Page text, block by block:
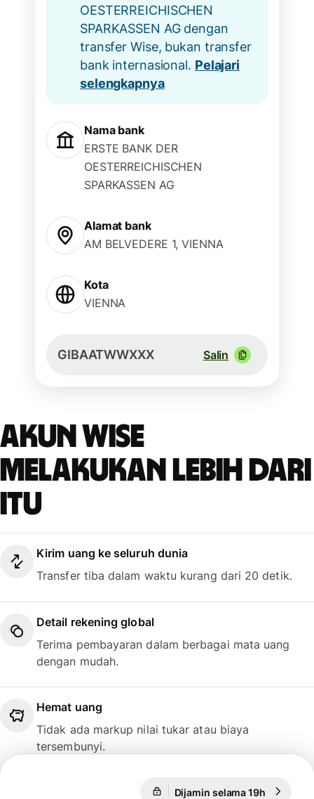
OESTERREICHISCHEN
SPARKASSEN AG dengan
transfer Wise, bukan transfer
bank internasional. Pelajari
selengkapnya
Nama bank
ERSTE BANK DER
OESTERREICHISCHEN
SPARKASSEN AG
Alamat bank
AM BELVEDERE 1, VIENNA
Kota
VIENNA
GIBAATWWXXX Salin
Akun Wise
melakukan lebih dari
itu
Kirim uang ke seluruh dunia
Transfer tiba dalam waktu kurang dari 20 detik.
Detail rekening global
Terima pembayaran dalam berbagai mata uang
dengan mudah.
Hemat uang
Tidak ada markup nilai tukar atau biaya
tersembunyi.
Dijamin selama 19h